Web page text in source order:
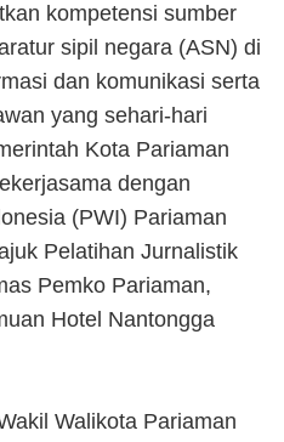
kompetensi sumber
sipil negara (ASN) di
dan komunikasi serta
yang sehari-hari
Kota Pariaman
dengan
(PWI) Pariaman
Pelatihan Jurnalistik
Pemko Pariaman,
Hotel Nantongga
Walikota Pariaman